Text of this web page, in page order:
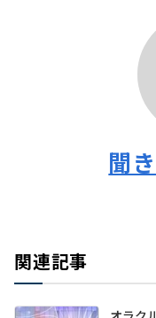
聞
関連記事